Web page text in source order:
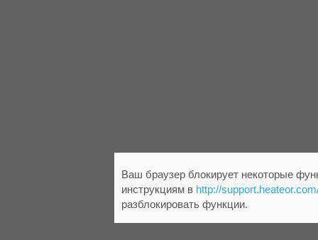
Ваш браузер блокирует некоторые
инструкциям в http://
разблокировать функции.